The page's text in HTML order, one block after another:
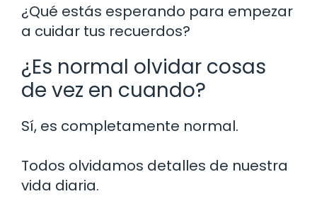
¿Qué estás esperando para empezar
a cuidar tus recuerdos?
¿Es normal olvidar cosas
de vez en cuando?
Sí, es completamente normal.
Todos olvidamos detalles de nuestra
vida diaria.